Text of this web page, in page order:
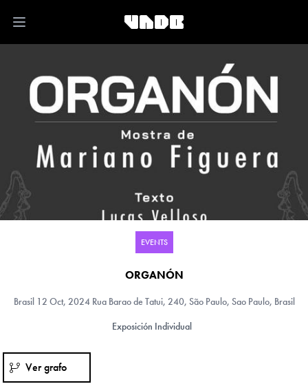
Open main menu
EVENTS
ORGANÓN
Brasil12 Oct, 2024 Rua Barao de Tatui, 240, São Paulo, Sao Paulo, Brasil
Exposición Individual
Ver grafo